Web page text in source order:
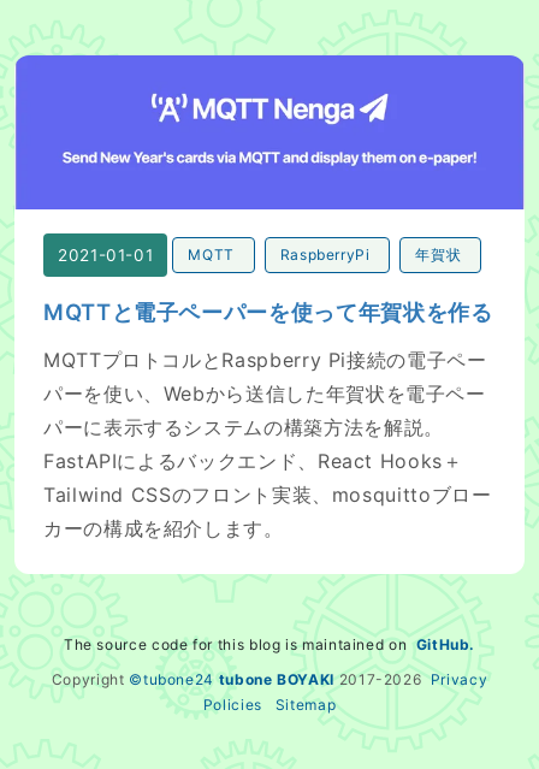
MQTTと電子ペーパーを使って年賀状を作る
2021-01-01 MQTT RaspberryPi 年賀状
MQTTと電子ペーパーを使って年賀状を作る
MQTTプロトコルとRaspberry Pi接続の電子ペー
パーを使い、Webから送信した年賀状を電子ペー
パーに表示するシステムの構築方法を解説。
FastAPIによるバックエンド、React Hooks＋
Tailwind CSSのフロント実装、mosquittoブロー
カーの構成を紹介します。
The source code for this blog is maintained onGitHub.
Copyright ©tubone24 tubone BOYAKI 2017- 2026 Privacy
Policies
Sitemap